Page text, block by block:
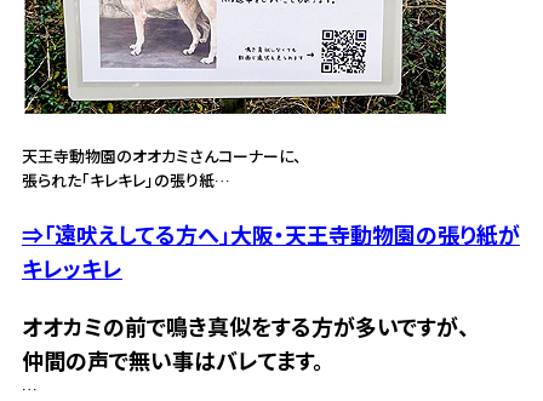
天王寺動物園のオオカミさんコーナーに、
張られた「キレキレ」の張り紙…
⇒「遠吠えしてる方へ」大阪・天王寺動物園の張り紙が
キレッキレ
オオカミの前で鳴き真似をする方が多いですが、
仲間の声で無い事はバレてます。
…